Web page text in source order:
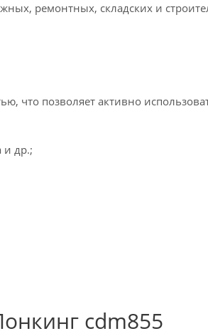
ремонтных, складских и
что позволяет активно
и др.;
cdm855